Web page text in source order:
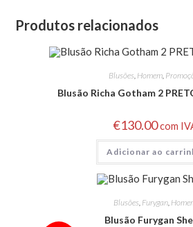
Produtos relacionados
Blusões Homem,
Blusão Richa Gotham 2
€130.00com
Adicionar ao
Blusões, Furygan,
Blusão Furygan